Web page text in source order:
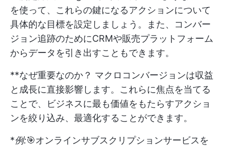
を使って、これらの鍵になるアクションについて
具体的な目標を設定しましょう。また、コンバー
ジョン追跡のためにCRMや販売プラットフォーム
からデータを引き出すこともできます。
**なぜ重要なのか？ マクロコンバージョンは収益
と成長に直接影響します。これらに焦点を当てる
ことで、ビジネスに最も価値をもたらすアクショ
ンを絞り込み、最適化することができます。
*例:🎯オンラインサブスクリプションサービスを